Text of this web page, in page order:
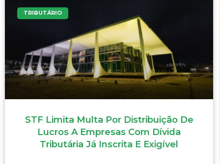
TRIBUTÁRIO
STF Limita Multa Por Distribuição De
Lucros A Empresas Com Dívida
Tributária Já Inscrita E Exigível